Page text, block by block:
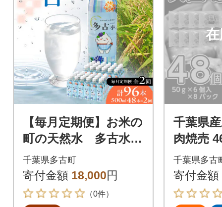
【毎月定期便】お米の
町の天然水 多古水(s
ui)500ml 計96本(48
本×2回)全2回
千葉県多古町
寄付金額 18,000円
（0件）
千葉県
肉焼売
気豚
千葉県多古
寄付金額